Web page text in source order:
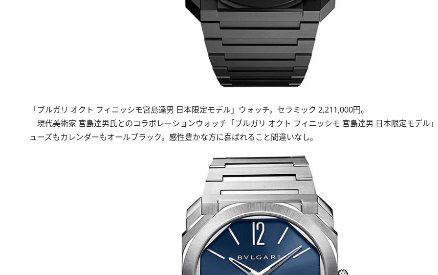
「ブルガリ オクト フィニッシモ宮島達男 日本限定モデル」ウォッチ。セラミック 2,211,000円。
現代美術家 宮島達男氏とのコラボレーションウォッチ「ブルガリ オクト フィニッシモ 宮島達男 日本限定モデル
ューズもカレンダーもオールブラック。感性豊かな方に喜ばれること間違いなし。